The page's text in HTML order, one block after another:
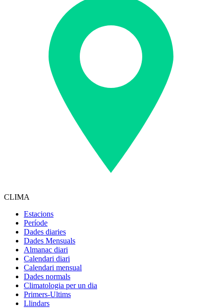
CLIMA
Estacions
Període
Dades diaries
Dades Mensuals
Almanac diari
Calendari diari
Calendari mensual
Dades normals
Climatologia per un dia
Primers-Ultims
Llindars